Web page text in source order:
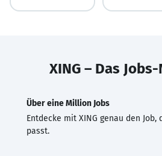
XING – Das
Über eine Million Jobs
Entdecke mit XING genau den
passt.